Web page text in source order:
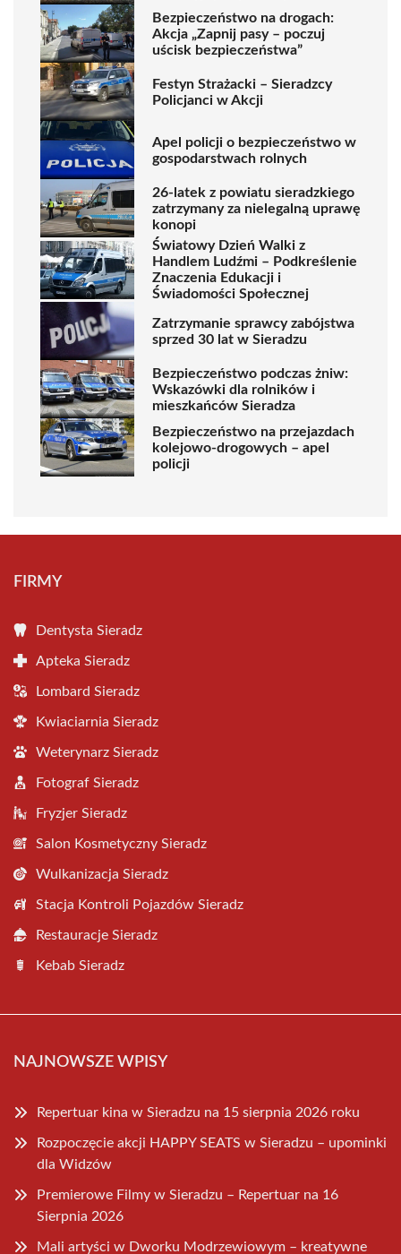
Bezpieczeństwo na drogach:
Akcja „Zapnij pasy – poczuj
uścisk bezpieczeństwa”
Festyn Strażacki – Sieradzcy
Policjanci w Akcji
Apel policji o bezpieczeństwo w
gospodarstwach rolnych
26-latek z powiatu sieradzkiego
zatrzymany za nielegalną uprawę
konopi
Światowy Dzień Walki z
Handlem Ludźmi – Podkreślenie
Znaczenia Edukacji i
Świadomości Społecznej
Zatrzymanie sprawcy zabójstwa
sprzed 30 lat w Sieradzu
Bezpieczeństwo podczas żniw:
Wskazówki dla rolników i
mieszkańców Sieradza
Bezpieczeństwo na przejazdach
kolejowo-drogowych – apel
policji
FIRMY
Dentysta Sieradz
Apteka Sieradz
Lombard Sieradz
Kwiaciarnia Sieradz
Weterynarz Sieradz
Fotograf Sieradz
Fryzjer Sieradz
Salon Kosmetyczny Sieradz
Wulkanizacja Sieradz
Stacja Kontroli Pojazdów Sieradz
Restauracje Sieradz
Kebab Sieradz
NAJNOWSZE WPISY
Repertuar kina w Sieradzu na 15 sierpnia 2026 roku
Rozpoczęcie akcji HAPPY SEATS w Sieradzu – upominki
dla Widzów
Premierowe Filmy w Sieradzu – Repertuar na 16
Sierpnia 2026
Mali artyści w Dworku Modrzewiowym – kreatywne